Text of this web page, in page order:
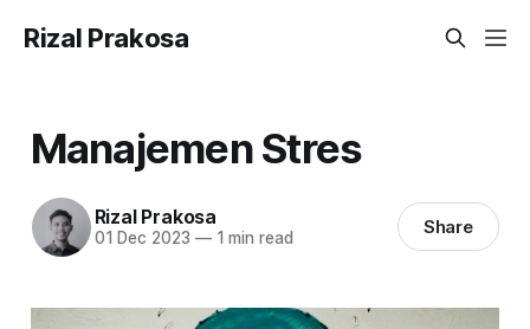
Rizal Prakosa
Manajemen Stres
Rizal Prakosa
01 Dec 2023 —1 min read Share